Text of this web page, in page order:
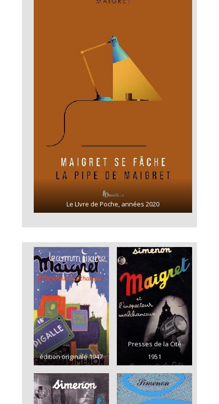
Le LIvre de Poche, années 2020
édition originale 1947
Presses de la Cité
1951